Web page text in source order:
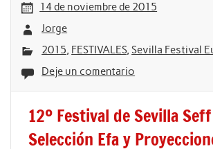
14 de noviembre de 2015
Jorge
2015, FESTIVALES,Sevilla Festival
Deje un comentario
12º Festival de Sevilla
Selección Efa y